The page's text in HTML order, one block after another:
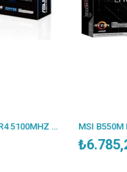
ASUS PRIME B550M-K ARGB DDR4 5100MHZ 1XHDMI 1XDP 2XM.2 USB 3.2 MATX AM4 (AMD AM4 5000/4000G/3000 SERİLERİ İLE UYUMLU)
₺6.785,24